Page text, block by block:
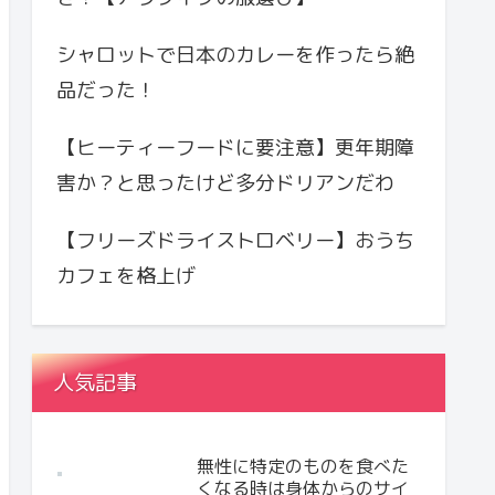
シャロットで日本のカレーを作ったら絶
品だった！
【ヒーティーフードに要注意】更年期障
害か？と思ったけど多分ドリアンだわ
【フリーズドライストロベリー】おうち
カフェを格上げ
人気記事
無性に特定のものを食べた
くなる時は身体からのサイ